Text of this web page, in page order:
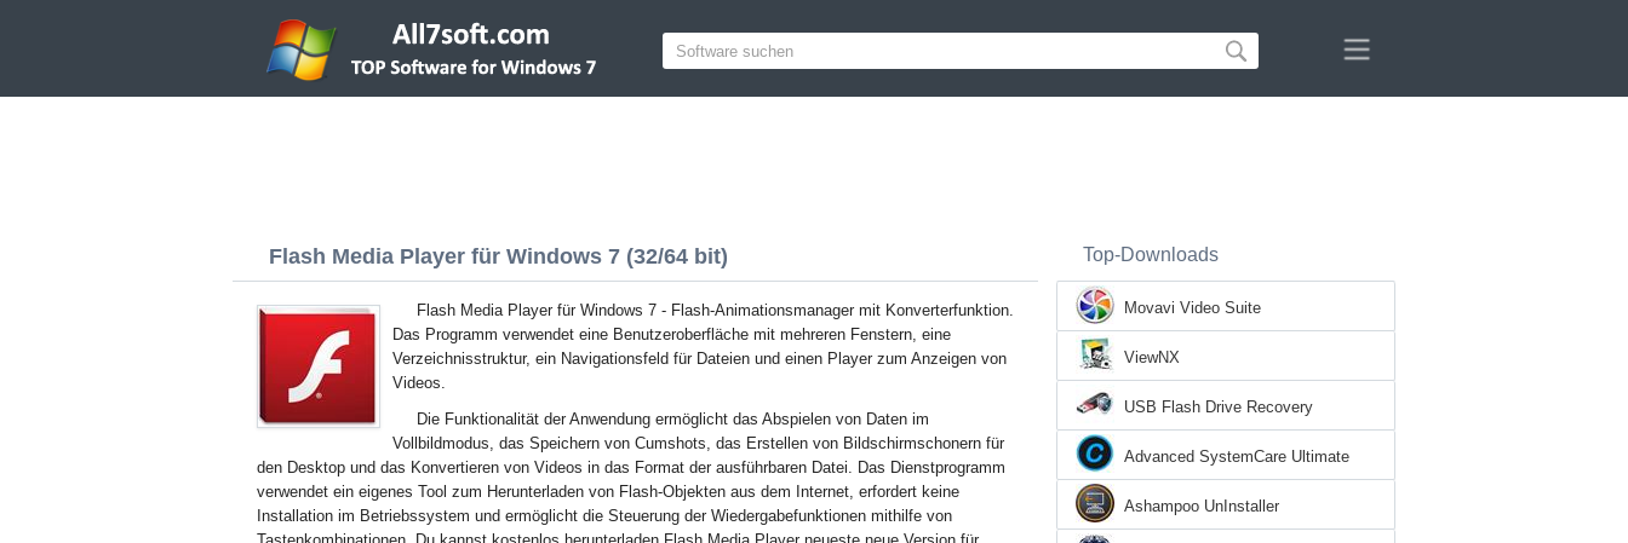
Flash Media Player für Windows 7 (32/64 bit)
Flash Media Player für Windows 7 - Flash-Animationsmanager mit Konverterfunktion.
Das Programm verwendet eine Benutzeroberfläche mit mehreren Fenstern, eine
Verzeichnisstruktur, ein Navigationsfeld für Dateien und einen Player zum Anzeigen von
Videos.
Die Funktionalität der Anwendung ermöglicht das Abspielen von Daten im
Vollbildmodus, das Speichern von Cumshots, das Erstellen von Bildschirmschonern für
den Desktop und das Konvertieren von Videos in das Format der ausführbaren Datei. Das Dienstprogramm
verwendet ein eigenes Tool zum Herunterladen von Flash-Objekten aus dem Internet, erfordert keine
Installation im Betriebssystem und ermöglicht die Steuerung der Wiedergabefunktionen mithilfe von
Top-Downloads
Movavi Video Suite
ViewNX
USB Flash Drive Recovery
Advanced SystemCare Ultimate
Ashampoo UnInstaller